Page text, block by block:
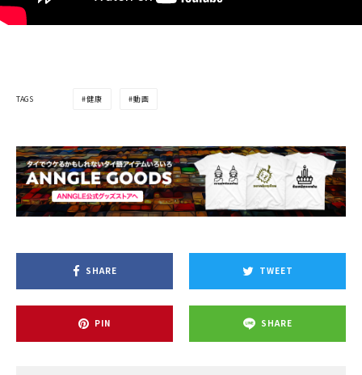
TAGS 健康 動画
SHARE TWEET
PIN SHARE